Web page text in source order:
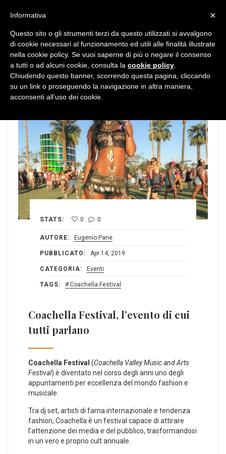
STATS: 0 0
AUTORE: Eugenio Pane
PUBBLICATO: Apr 14, 2019
CATEGORIA: Eventi
TAGS: Coachella Festival
Coachella Festival, l’evento di cui
tutti parlano
Coachella Festival (Coachella Valley Music and Arts
Festival) è diventato nel corso degli anni uno degli
appuntamenti per eccellenza del mondo fashion e
musicale.
Tra dj set, artisti di fama internazionale e tendenza
fashion, Coachella è un festival capace di attirare
l’attenzione dei media e del pubblico, trasformandosi
in un vero e proprio cult annuale.
×
Informativa
Questo sito o gli strumenti terzi da questo utilizzati si avvalgono
di cookie necessari al funzionamento ed utili alle finalità illustrate
nella cookie policy. Se vuoi saperne di più o negare il consenso
a tutti o ad alcuni cookie, consulta la cookie policy
Chiudendo questo banner, scorrendo questa pagina, cliccando
su un link o proseguendo la navigazione in altra maniera,
acconsenti all’uso dei cookie.